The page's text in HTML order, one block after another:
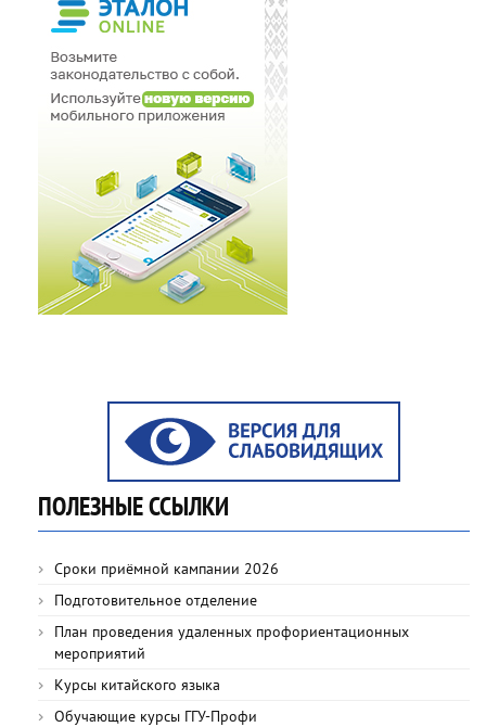
ПОЛЕЗНЫЕ ССЫЛКИ
Сроки приёмной кампании 2026
Подготовительное отделение
План проведения удаленных профориентационных
мероприятий
Курсы китайского языка
Обучающие курсы ГГУ-Профи